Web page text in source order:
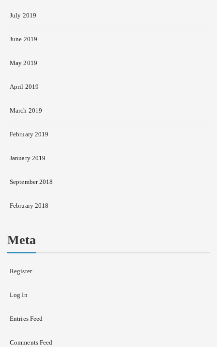
July 2019
June 2019
May 2019
April 2019
March 2019
February 2019
January 2019
September 2018
February 2018
Meta
Register
Log In
Entries Feed
Comments Feed